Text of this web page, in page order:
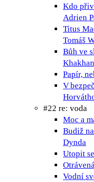
Kdo
Adrien
Titus
Tomáš
Bůh ve
Papír,
V
#22 re: voda
Moc a
Budiž
Dynda
Utopit
Vodní